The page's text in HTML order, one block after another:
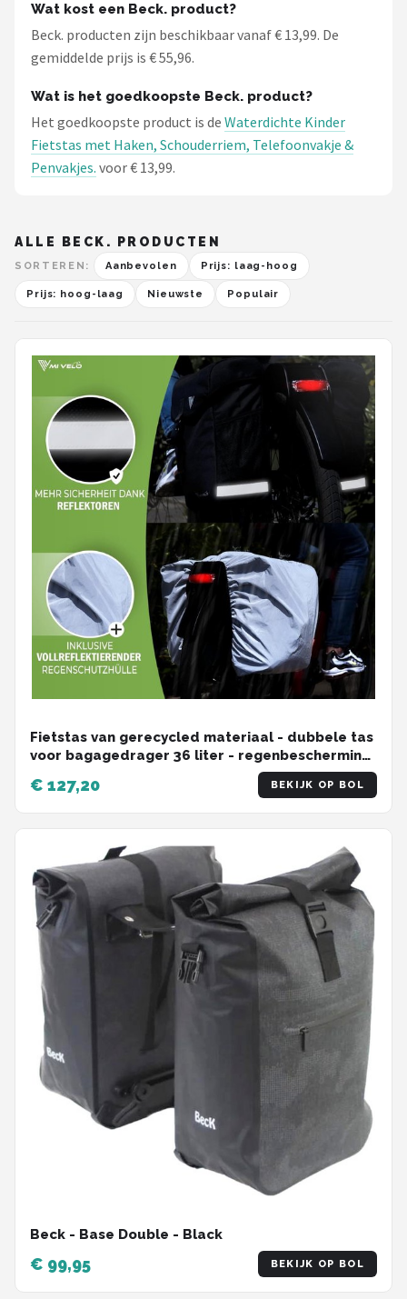
Wat kost een Beck. product?
Beck. producten zijn beschikbaar vanaf € 13,99. De
gemiddelde prijs is € 55,96.
Wat is het goedkoopste Beck. product?
Het goedkoopste product is de Waterdichte Kinder
Fietstas met Haken, Schouderriem, Telefoonvakje &
Penvakjes. voor € 13,99.
ALLE BECK. PRODUCTEN
SORTEREN: Aanbevolen Prijs: laag-hoog
Prijs: hoog-laag Nieuwste Populair
Fietstas van gerecycled materiaal - dubbele tas
voor bagagedrager 36 liter - regenbescherming
- MIK & Racktime adapter - fietstas dubbel
€ 127,20 BEKIJK OP BOL
Beck - Base Double - Black
€ 99,95 BEKIJK OP BOL